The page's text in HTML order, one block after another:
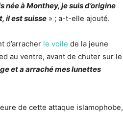
née à Monthey, je suis d’origine
il est suisse » ; a-t-elle ajouté.
d’arracher le voile de la jeune
au ventre, avant de chuter sur le
et a arraché mes lunettes
de cette attaque islamophobe,